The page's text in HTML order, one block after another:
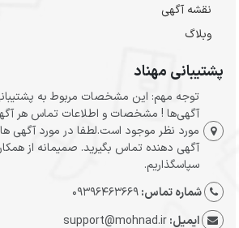
نقشه آگهی
وبلاگ
پشتیبانی مهناد
توجه مهم: این مشخصات مربوط به
آگهی‌ها ! مشخصات و اطلاعات تماس هر
مورد نظر موجود است.لطفا در مورد آگهی
آگهی دهنده تماس بگیرید. صمیمانه از
سپاسگذاریم.
شماره تماس:09396463669
ایمیل:support@mohnad.ir